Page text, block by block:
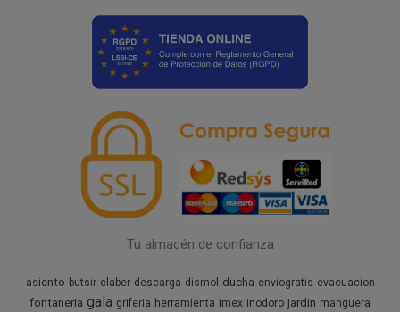
Tu almacén de confianza
asiento butsir claber descarga dismol ducha enviogratis evacuacion
fontaneria gala griferia herramienta imex inodoro jardin manguera